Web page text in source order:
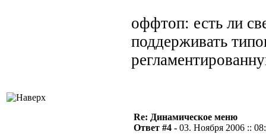
оффтоп: есть ли
поддерживать
Re: Динамическое меню
Ответ #4 - 03. Ноября 2006 ::